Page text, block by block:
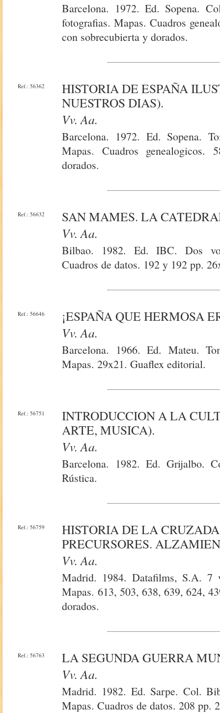
Barcelona. 1972. Ed. Sopena.
fotografias. Mapas. Cuadros
con sobrecubierta y dorados.
Ref.: 56362
HISTORIA DE ESPAÑA
NUESTROS DIAS).
Vv. Aa.
Barcelona. 1972. Ed. Sopena.
Mapas. Cuadros
dorados.
Ref.: 56632
SAN MAMES. LA
Vv. Aa.
Bilbao. 1982. Ed. IBC. Dos
Cuadros de datos. 192 y 192 pp.
Ref.: 56646
¡ESPAÑA QUE HERMOSA
Vv. Aa.
Barcelona. 1966. Ed. Mateu.
Mapas. 29x21. Guaflex editorial.
Ref.: 56751
INTRODUCCION A LA
ARTE, MUSICA).
Vv. Aa.
Barcelona. 1982. Ed. Grijalbo.
Rústica.
Ref.: 56759
HISTORIA DE LA
PRECURSORES.
Vv. Aa.
Madrid. 1984. Datafilms, S.A. 7
Mapas. 613, 503, 638, 639, 624,
dorados.
Ref.: 56763
LA SEGUNDA GUERRA
Vv. Aa.
Madrid. 1982. Ed. Sarpe. Col.
Mapas. Cuadros de datos. 208 pp.